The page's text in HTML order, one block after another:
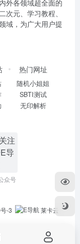
外各领域超全面的
元、学习教程、
域，为广大用户提
热门网址
随机小姐姐
SBTI测试
无印解析
众号
-3
莱卡云